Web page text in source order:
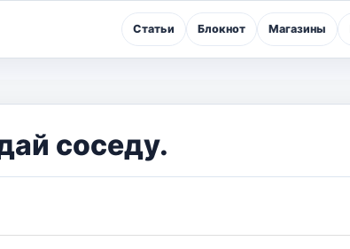
Статьи Блокнот Магазины
соседу.